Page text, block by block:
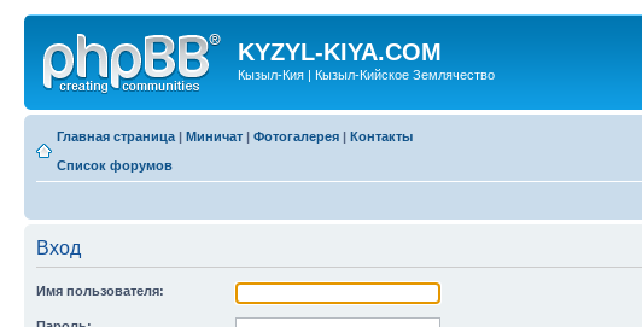
KYZYL-KIYA.COM
Кызыл-Кия | Кызыл-Кийское Землячество
Главная страница | Миничат | Фотогалерея | Контакты
Список форумов
Вход
Имя пользователя: